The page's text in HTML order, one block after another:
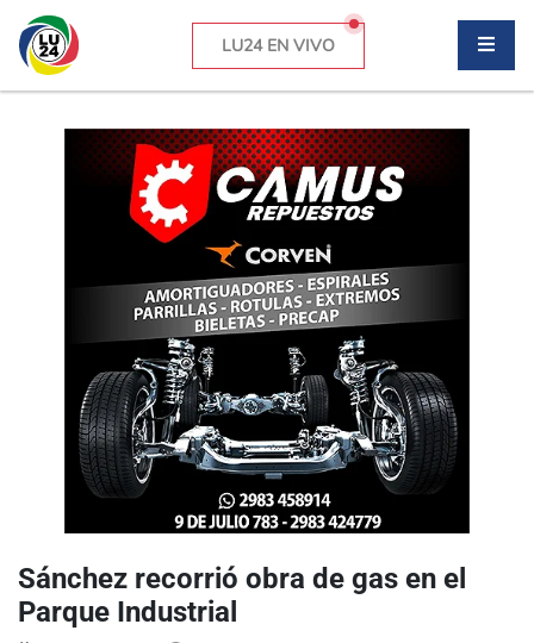
LU24 EN VIVO
Sánchez recorrió obra de gas en el
Parque Industrial